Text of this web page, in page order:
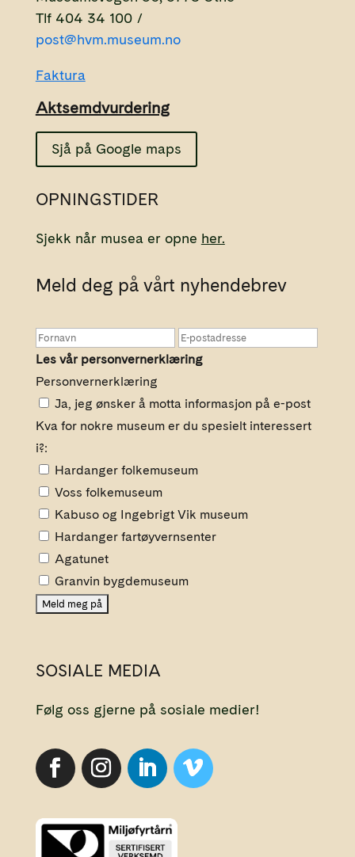
Tlf 404 34 100 /
post@hvm.museum.no
Faktura
Aktsemdvurdering
Sjå på Google maps
OPNINGSTIDER
Sjekk når musea er opne her.
Meld deg på vårt nyhendebrev
Les vår personvernerklæring
Personvernerklæring
Ja, jeg ønsker å motta informasjon på e-post
Kva for nokre museum er du spesielt interessert
i?:
Hardanger folkemuseum
Voss folkemuseum
Kabuso og Ingebrigt Vik museum
Hardanger fartøyvernsenter
Agatunet
Granvin bygdemuseum
SOSIALE MEDIA
Følg oss gjerne på sosiale medier!